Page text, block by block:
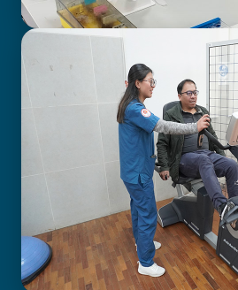
LABORATORIO CLÍNICO